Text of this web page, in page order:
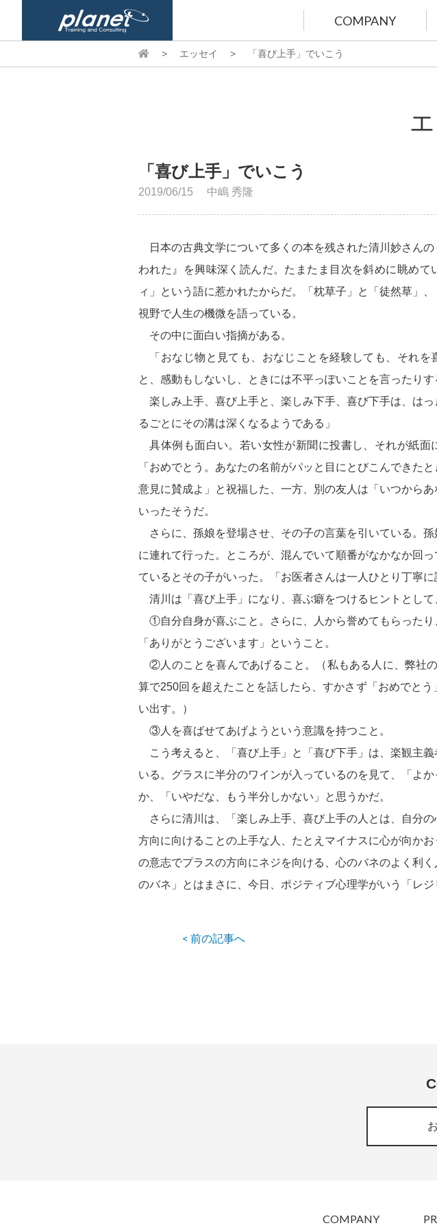
COMPANY
> エッセイ > 「喜び上手」でいこう
「喜び上手」でいこう
2019/06/15 中嶋 秀隆
日本の古典文学について多くの本を残された清川妙さん
われた』を興味深く読んだ。たまたま目次を斜めに眺めて
ィ」という語に惹かれたからだ。「枕草子」と「徒然草」
視野で人生の機微を語っている。
その中に面白い指摘がある。
「おなじ物と見ても、おなじことを経験しても、それを
と、感動もしないし、ときには不平っぽいことを言ったりす
楽しみ上手、喜び上手と、楽しみ下手、喜び下手は、はっ
るごとにその溝は深くなるようである」
具体例も面白い。若い女性が新聞に投書し、それが紙面
「おめでとう。あなたの名前がパッと目にとびこんできた
意見に賛成よ」と祝福した、一方、別の友人は「いつから
いったそうだ。
さらに、孫娘を登場させ、その子の言葉を引いている。
に連れて行った。ところが、混んでいて順番がなかなか回
ているとその子がいった。「お医者さんは一人ひとり丁寧に
清川は「喜び上手」になり、喜ぶ癖をつけるヒントとして
①自分自身が喜ぶこと。さらに、人から誉めてもらったり
「ありがとうございます」ということ。
②人のことを喜んであげること。（私もある人に、弊社
算で250回を超えたことを話したら、すかさず「おめでと
い出す。）
③人を喜ばせてあげようという意識を持つこと。
こう考えると、「喜び上手」と「喜び下手」は、楽観主義
いる。グラスに半分のワインが入っているのを見て、「よ
か、「いやだな、もう半分しかない」と思うかだ。
さらに清川は、「楽しみ上手、喜び上手の人とは、自分
方向に向けることの上手な人、たとえマイナスに心が向か
の意志でプラスの方向にネジを向ける、心のバネのよく利
のバネ」とはまさに、今日、ポジティブ心理学がいう「レジ
< 前の記事へ
COMPANY